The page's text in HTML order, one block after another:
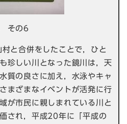
その6
と合併をしたことで，ひと
珍しい川となった鏡川は，天
質の良さに加え，水泳やキャ
まざまなイベントが活発に行
が市民に親しまれている川と
され，平成20年に「平成の